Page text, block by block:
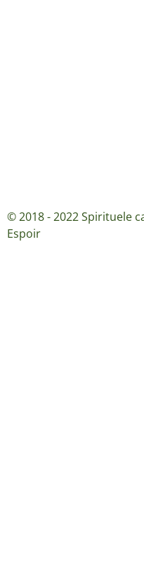
© 2018 - 2022 Spirituele
Espoir